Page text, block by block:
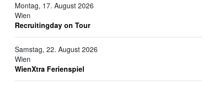
Montag, 17. August 2026
Wien
Recruitingday on Tour
Samstag, 22. August 2026
Wien
WienXtra Ferienspiel